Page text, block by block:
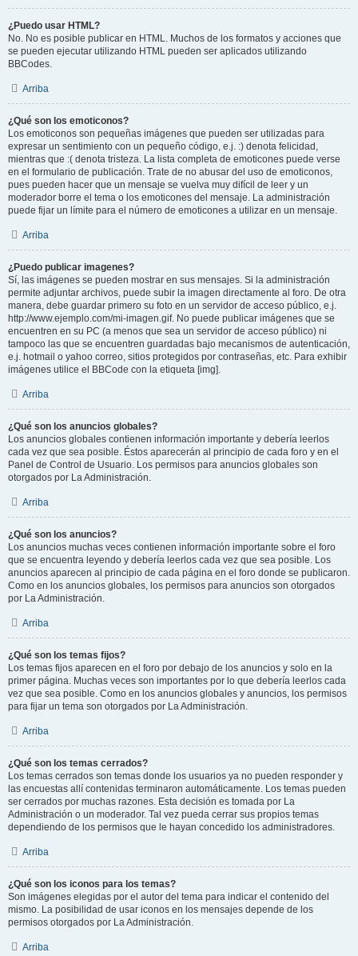
¿Puedo usar HTML?
No. No es posible publicar en HTML. Muchos de los formatos y acciones que
se pueden ejecutar utilizando HTML pueden ser aplicados utilizando
BBCodes.
Arriba
¿Qué son los emoticonos?
Los emoticonos son pequeñas imágenes que pueden ser utilizadas para
expresar un sentimiento con un pequeño código, e.j. :) denota felicidad,
mientras que :( denota tristeza. La lista completa de emoticones puede verse
en el formulario de publicación. Trate de no abusar del uso de emoticonos,
pues pueden hacer que un mensaje se vuelva muy difícil de leer y un
moderador borre el tema o los emoticones del mensaje. La administración
puede fijar un límite para el número de emoticones a utilizar en un mensaje.
Arriba
¿Puedo publicar imagenes?
Sí, las imágenes se pueden mostrar en sus mensajes. Si la administración
permite adjuntar archivos, puede subir la imagen directamente al foro. De otra
manera, debe guardar primero su foto en un servidor de acceso público, e.j.
http://www.ejemplo.com/mi-imagen.gif. No puede publicar imágenes que se
encuentren en su PC (a menos que sea un servidor de acceso público) ni
tampoco las que se encuentren guardadas bajo mecanismos de autenticación,
e.j. hotmail o yahoo correo, sitios protegidos por contraseñas, etc. Para exhibir
imágenes utilice el BBCode con la etiqueta [img].
Arriba
¿Qué son los anuncios globales?
Los anuncios globales contienen información importante y debería leerlos
cada vez que sea posible. Éstos aparecerán al principio de cada foro y en el
Panel de Control de Usuario. Los permisos para anuncios globales son
otorgados por La Administración.
Arriba
¿Qué son los anuncios?
Los anuncios muchas veces contienen información importante sobre el foro
que se encuentra leyendo y debería leerlos cada vez que sea posible. Los
anuncios aparecen al principio de cada página en el foro donde se publicaron.
Como en los anuncios globales, los permisos para anuncios son otorgados
por La Administración.
Arriba
¿Qué son los temas fijos?
Los temas fijos aparecen en el foro por debajo de los anuncios y solo en la
primer página. Muchas veces son importantes por lo que debería leerlos cada
vez que sea posible. Como en los anuncios globales y anuncios, los permisos
para fijar un tema son otorgados por La Administración.
Arriba
¿Qué son los temas cerrados?
Los temas cerrados son temas donde los usuarios ya no pueden responder y
las encuestas allí contenidas terminaron automáticamente. Los temas pueden
ser cerrados por muchas razones. Esta decisión es tomada por La
Administración o un moderador. Tal vez pueda cerrar sus propios temas
dependiendo de los permisos que le hayan concedido los administradores.
Arriba
¿Qué son los iconos para los temas?
Son imágenes elegidas por el autor del tema para indicar el contenido del
mismo. La posibilidad de usar iconos en los mensajes depende de los
permisos otorgados por La Administración.
Arriba